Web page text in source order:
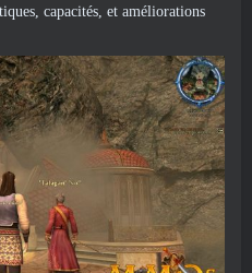
capacités, et améliorations